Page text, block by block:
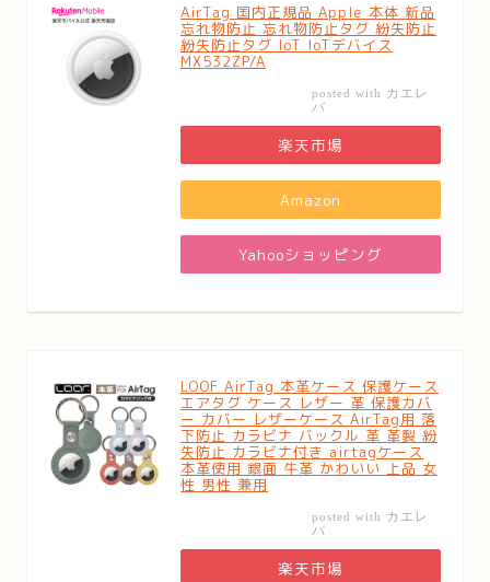
AirTag 国内正規品 Apple 本体 新品
忘れ物防止 忘れ物防止タグ 紛失防止
紛失防止タグ IoT IoTデバイス
MX532ZP/A
posted with カエレ
バ
楽天市場
Amazon
Yahooショッピング
LOOF AirTag 本革ケース 保護ケース
エアタグ ケース レザー 革 保護カバ
ー カバー レザーケース AirTag用 落
下防止 カラビナ バックル 革 革製 紛
失防止 カラビナ付き airtagケース
本革使用 銀面 牛革 かわいい 上品 女
性 男性 兼用
posted with カエレ
バ
楽天市場